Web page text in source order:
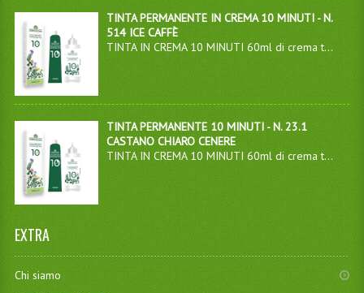
TINTA PERMANENTE IN CREMA 10 MINUTI - N.
514 ICE CAFFÈ
TINTA IN CREMA 10 MINUTI 60ml di crema t...
TINTA PERMANENTE 10 MINUTI - N. 23.1
CASTANO CHIARO CENERE
TINTA IN CREMA 10 MINUTI 60ml di crema t...
EXTRA
Chi siamo